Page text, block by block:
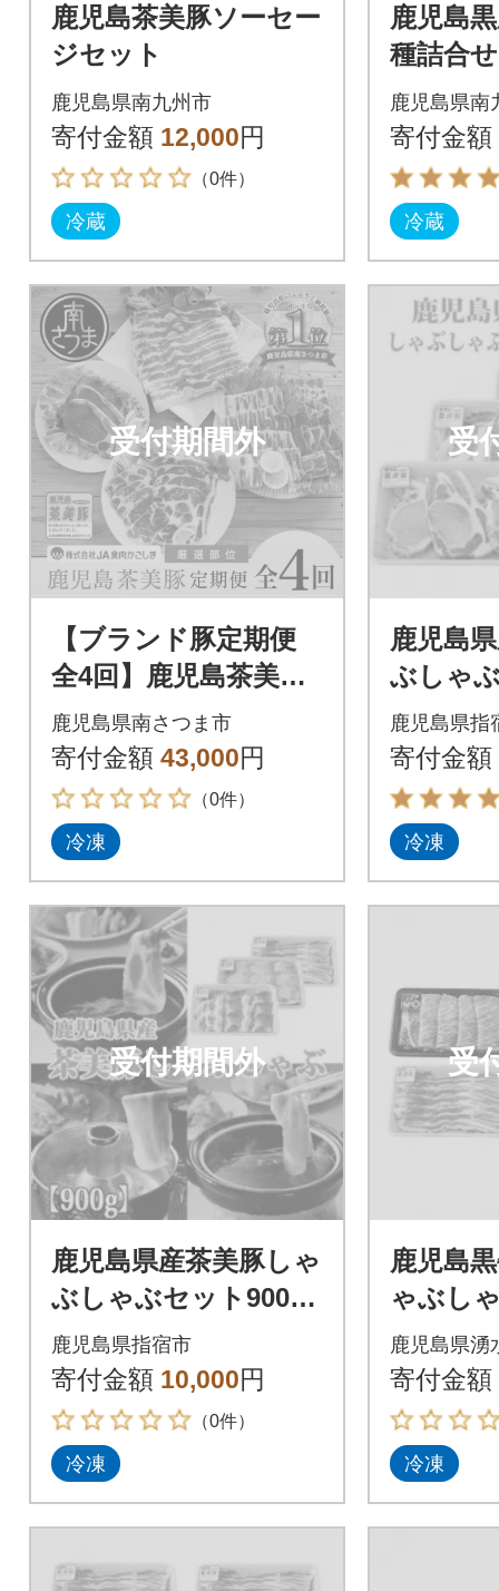
鹿児島茶美豚ソーセー
ジセット
鹿児島県南九州市
寄付金額 12,000円
（0件）
冷蔵
鹿児島
種詰合せ
鹿児島県南
寄付金額
冷蔵
受付期間外
【ブランド豚定期便
全4回】鹿児島茶美豚
(チャーミートン)の厳
選部位定期便 JA食肉
かごしま
鹿児島県南さつま市
寄付金額 43,000円
（0件）
冷凍
受
鹿児島
ぶしゃ
セット
鹿児島県指
寄付金額
冷凍
受付期間外
鹿児島県産茶美豚しゃ
ぶしゃぶセット900g
(JA)A-162
鹿児島県指宿市
寄付金額 10,000円
（0件）
冷凍
受
鹿児島
ゃぶし
1.2kg)
鹿児島県湧
寄付金額
冷凍